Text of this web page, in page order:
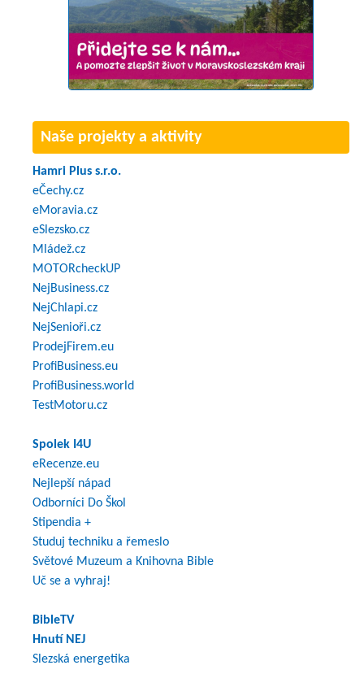
Naše projekty a aktivity
Hamri Plus s.r.o.
eČechy.cz
eMoravia.cz
eSlezsko.cz
Mládež.cz
MOTORcheckUP
NejBusiness.cz
NejChlapi.cz
NejSenioři.cz
ProdejFirem.eu
ProfiBusiness.eu
ProfiBusiness.world
TestMotoru.cz
Spolek I4U
eRecenze.eu
Nejlepší nápad
Odborníci Do Škol
Stipendia +
Studuj techniku a řemeslo
Světové Muzeum a Knihovna Bible
Uč se a vyhraj!
BibleTV
Hnutí NEJ
Slezská energetika